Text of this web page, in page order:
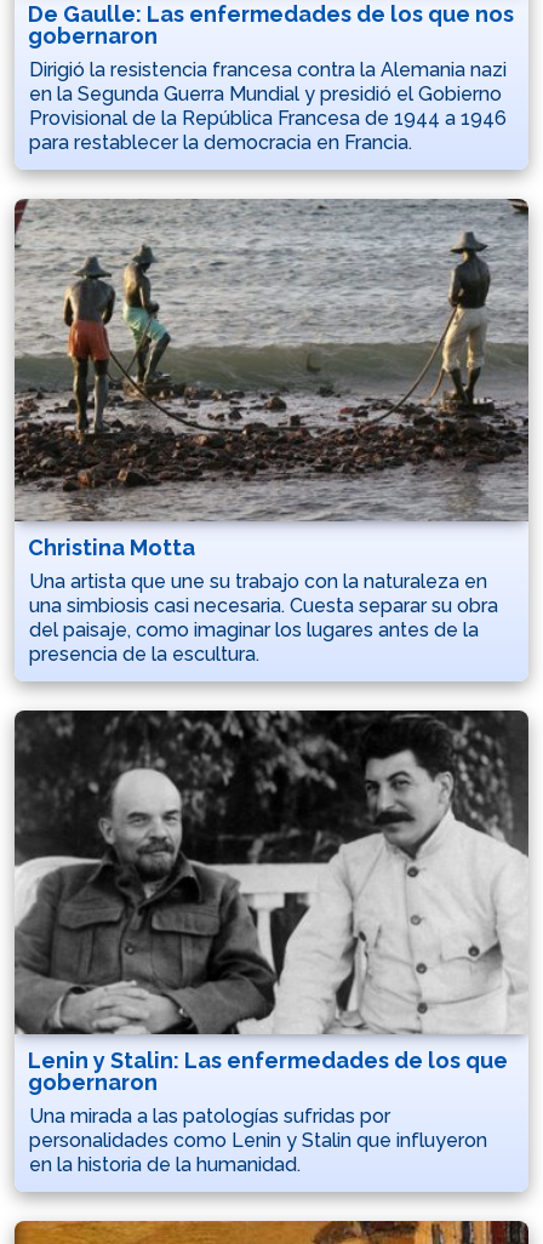
De Gaulle: Las enfermedades de los que nos
gobernaron
Dirigió la resistencia francesa contra la Alemania nazi
en la Segunda Guerra Mundial y presidió el Gobierno
Provisional de la República Francesa de 1944 a 1946
para restablecer la democracia en Francia.
Christina Motta
Una artista que une su trabajo con la naturaleza en
una simbiosis casi necesaria. Cuesta separar su obra
del paisaje, como imaginar los lugares antes de la
presencia de la escultura.
Lenin y Stalin: Las enfermedades de los que
gobernaron
Una mirada a las patologías sufridas por
personalidades como Lenin y Stalin que influyeron
en la historia de la humanidad.